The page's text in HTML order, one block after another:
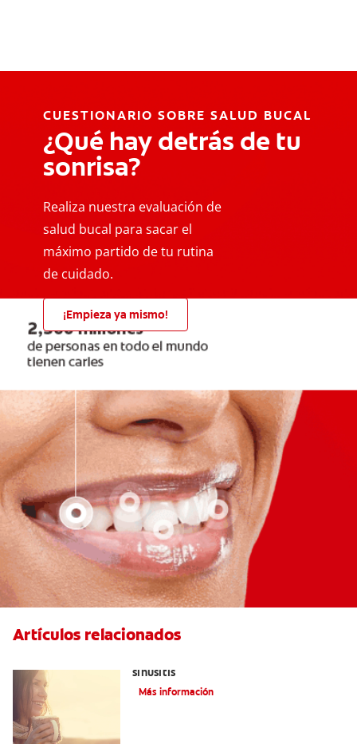
CUESTIONARIO SOBRE SALUD BUCAL
¿Qué hay detrás de tu
sonrisa?
Realiza nuestra evaluación de
salud bucal para sacar el
máximo partido de tu rutina
de cuidado.
¡Empieza ya mismo!
Artículos relacionados
sinusitis
Más información